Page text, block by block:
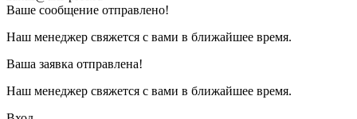
Ваше сообщение отправлено!
Наш менеджер свяжется с вами в ближайшее время.
Ваша заявка отправлена!
Наш менеджер свяжется с вами в ближайшее время.